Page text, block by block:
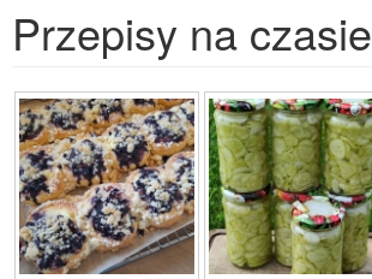
Przepisy na czasie